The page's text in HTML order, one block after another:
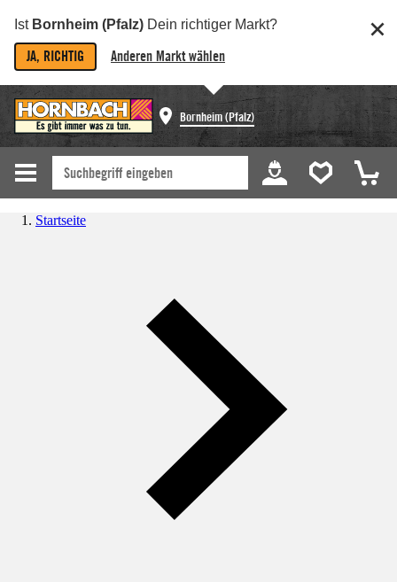
Ist Bornheim (Pfalz) Dein richtiger Markt?
JA, RICHTIG Anderen Markt wählen
Bornheim (Pfalz)
Startseite